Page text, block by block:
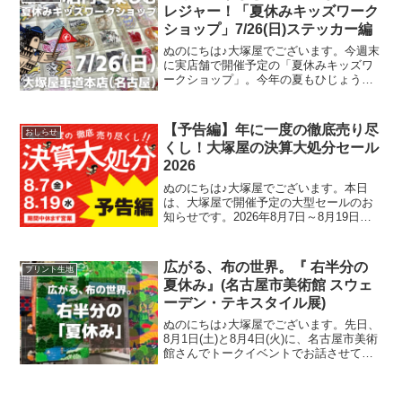
レジャー！「夏休みキッズワーク
ショップ」7/26(日)ステッカー編
ぬのにちは♪大塚屋でございます。今週末
に実店舗で開催予定の「夏休みキッズワ
ークショップ」。今年の夏もひじょうに
る、２日間限定のイベントです。その内
容は各店ごとに異なります
おしらせ
【予告編】年に一度の徹底売り尽
くし！大塚屋の決算大処分セール
2026
ぬのにちは♪大塚屋でございます。本日
は、大塚屋で開催予定の大型セールのお
知らせです。2026年8月7日～8月19日ま
いたします。（開催前日の8月6日(木)は定
休日です）
プリント生地
広がる、布の世界。『 右半分の
夏休み』(名古屋市美術館 スウェ
ーデン・テキスタイル展)
ぬのにちは♪大塚屋でございます。先日、
8月1日(土)と8月4日(火)に、名古屋市美術
館さんでトークイベントでお話させてい